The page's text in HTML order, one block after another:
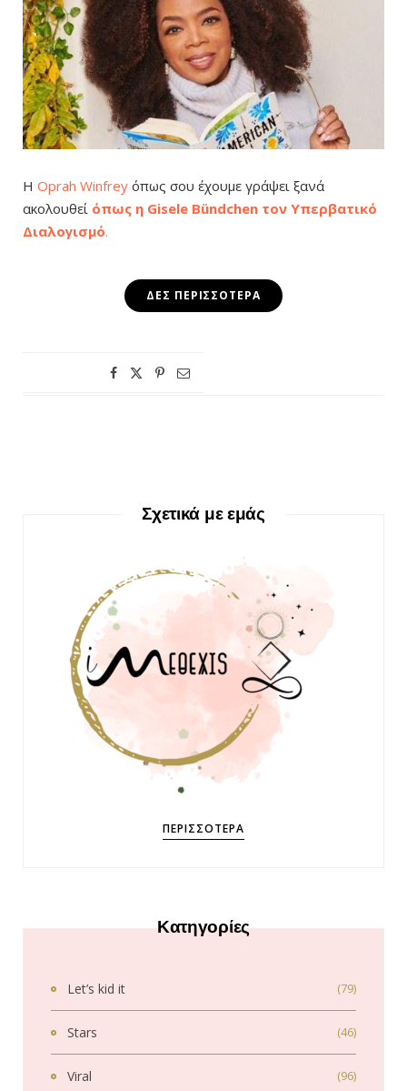
Η Oprah Winfrey όπως σου έχουμε γράψει ξανά
ακολουθεί όπως η Gisele Bündchen τον Υπερβατικό
Διαλογισμό.
ΔΕΣ ΠΕΡΙΣΣΌΤΕΡΑ
Σχετικά με εμάς
ΠΕΡΙΣΣΌΤΕΡΑ
Κατηγορίες
Let’s kid it (79)
Stars (46)
Viral (96)